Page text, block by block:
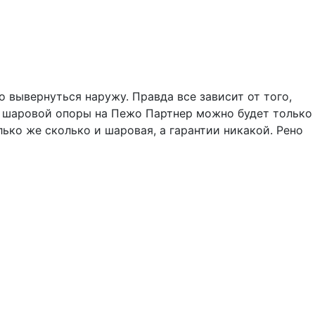
наружу. Правда все зависит от того,
шаровой опоры на Пежо Партнер можно будет только
же сколько и шаровая, а гарантии никакой. Рено